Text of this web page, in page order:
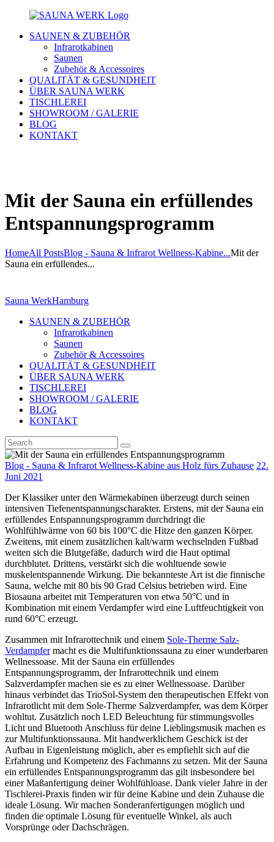
SAUNEN & ZUBEHÖR
Infrarotkabinen
Saunen
Zubehör & Accessoires
QUALITÄT & GESUNDHEIT
ÜBER SAUNA WERK
TISCHLEREI
SHOWROOM / GALERIE
BLOG
KONTAKT
Mit der Sauna ein erfüllendes
Entspannungsprogramm
HomeAll PostsBlog - Sauna & Infrarot Wellness-Kabine...Mit der
Sauna ein erfüllendes...
Sauna WerkHamburg
SAUNEN & ZUBEHÖR
Infrarotkabinen
Saunen
Zubehör & Accessoires
QUALITÄT & GESUNDHEIT
ÜBER SAUNA WERK
TISCHLEREI
SHOWROOM / GALERIE
BLOG
KONTAKT
Blog - Sauna & Infrarot Wellness-Kabine aus Holz fürs Zuhause 22.
Juni 2021
Der Klassiker unter den Wärmekabinen überzeugt durch seinen
intensiven Tiefenentspannungscharakter. Erstens, mit der Sauna ein
erfüllendes Entspannungsprogramm durchdringt die
Wohlfühlwärme von 60 bis 100°C die Hitze den ganzen Körper.
Zweitens, mit einem zusätzlichen kalt/warm wechselnden Fußbad
weiten sich die Blutgefäße, dadurch wird die Haut optimal
durchblutet. Drittens, verstärkt sich die wohltuende sowie
muskelentspannende Wirkung. Die bekannteste Art ist die finnische
Sauna, welche mit 80 bis 90 Grad Celsius betrieben wird. Eine
Biosauna arbeitet mit Temperaturen von etwa 50°C und in
Kombination mit einem Verdampfer wird eine Luftfeuchtigkeit von
rund 60°C erzeugt.
Zusammen mit Infrarottechnik und einem Sole-Therme Salz-
Verdampfermacht es die Multifunktionssauna zu einer wunderbaren
Wellnessoase. Mit der Sauna ein erfüllendes
Entspannungsprogramm, der Infrarottechnik und einem
Salzverdampfer machen sie es zu einer Wellnessoase. Darüber
hinaus verbindet das TrioSol-System den therapeutischen Effekt von
Infrarotlicht mit dem Sole-Therme Salzverdampfer, was dem Körper
wohltut. Zusätzlich noch LED Beleuchtung für stimmungsvolles
Licht und Bluetooth Anschluss für deine Lieblingsmusik machen es
zur Multifunktionssauna. Mit handwerklichem Geschick ist der
Aufbau in Eigenleistung möglich, aber es empfiehlt sich auf die
Erfahrung und Kompetenz des Fachmanns zu setzen. Mit der Sauna
ein erfüllendes Entspannungsprogramm das gilt insbesondere bei
einer Maßanfertigung deiner Wohlfühloase. Dank vieler Jahre in der
Tischlerei-Praxis finden wir für deine Kabine und dein Zuhause die
ideale Lösung. Wir machen Sonderanfertigungen möglich und
finden die optimale Lösung für eventuelle Winkel, als auch
Vorsprünge oder Dachschrägen.